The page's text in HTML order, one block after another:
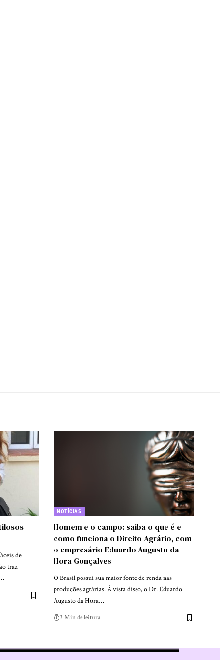
de
traz
NOTÍCIAS
Homem e o campo: saiba o que é e
como funciona o Direito Agrário, com
o empresário Eduardo Augusto da
Hora Gonçalves
O Brasil possui sua maior fonte de renda nas
produções agrárias. À vista disso, o Dr. Eduardo
Augusto da Hora…
3 Min de leitura